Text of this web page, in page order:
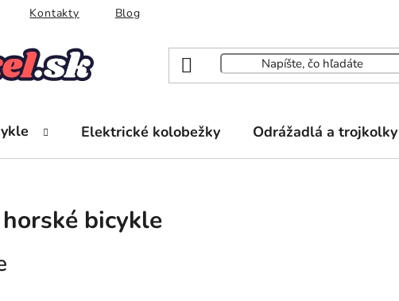
Kontakty Blog
Elektrické kolobežky Odrážadlá a trojkolky
bicykle